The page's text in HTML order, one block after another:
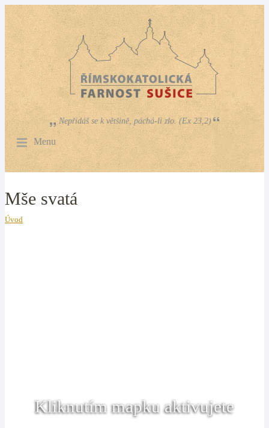
Nepřidáš se k většině, páchá-li zlo. (Ex 23,2)
Menu
Mše svatá
Úvod
Kliknutím mapku aktivujete